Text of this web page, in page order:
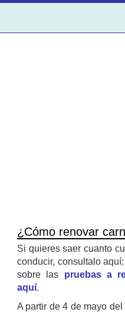
¿Cómo renovar
Si quieres saer cuanto
conducir, consultalo aquí:
sobre las pruebas a
aquí.
A partir de 4 de mayo